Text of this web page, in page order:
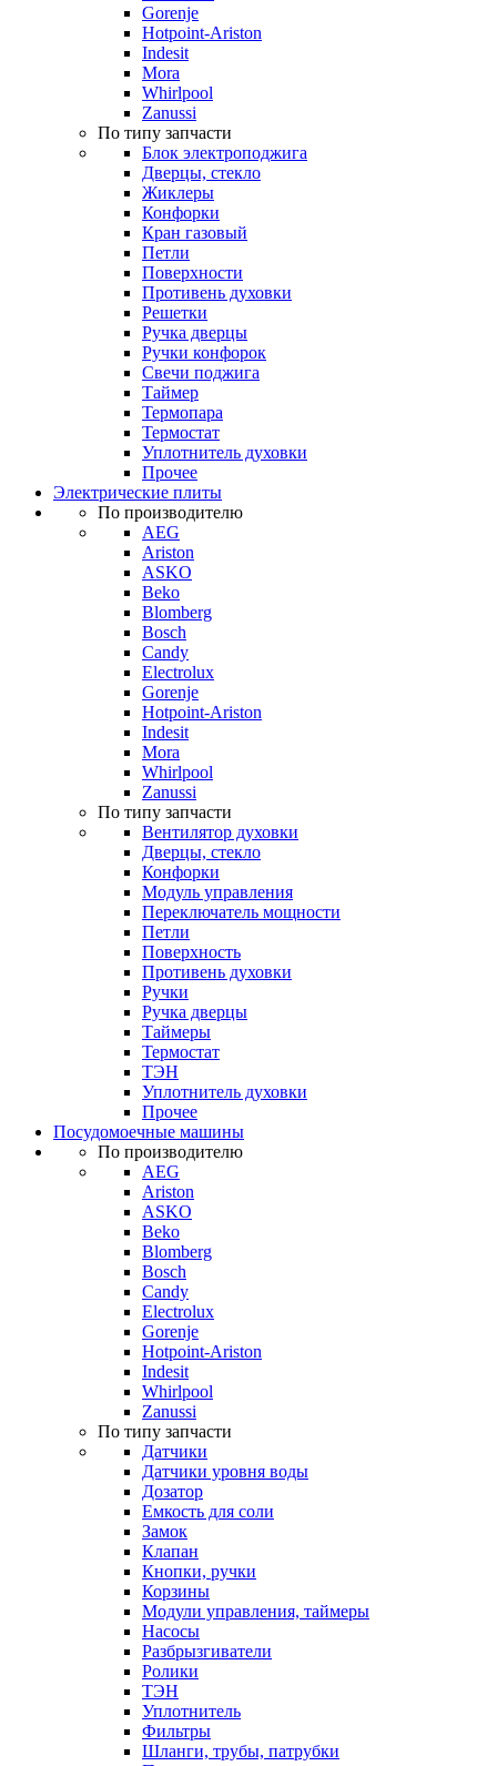
Gorenje
Hotpoint-Ariston
Indesit
Mora
Whirlpool
Zanussi
По типу запчасти
Блок электроподжига
Дверцы, стекло
Жиклеры
Конфорки
Кран газовый
Петли
Поверхности
Противень духовки
Решетки
Ручка дверцы
Ручки конфорок
Свечи поджига
Таймер
Термопара
Термостат
Уплотнитель духовки
Прочее
Электрические плиты
По производителю
AEG
Ariston
ASKO
Beko
Blomberg
Bosch
Candy
Electrolux
Gorenje
Hotpoint-Ariston
Indesit
Mora
Whirlpool
Zanussi
По типу запчасти
Вентилятор духовки
Дверцы, стекло
Конфорки
Модуль управления
Переключатель мощности
Петли
Поверхность
Противень духовки
Ручки
Ручка дверцы
Таймеры
Термостат
ТЭН
Уплотнитель духовки
Прочее
Посудомоечные машины
По производителю
AEG
Ariston
ASKO
Beko
Blomberg
Bosch
Candy
Electrolux
Gorenje
Hotpoint-Ariston
Indesit
Whirlpool
Zanussi
По типу запчасти
Датчики
Датчики уровня воды
Дозатор
Емкость для соли
Замок
Клапан
Кнопки, ручки
Корзины
Модули управления, таймеры
Насосы
Разбрызгиватели
Ролики
ТЭН
Уплотнитель
Фильтры
Шланги, трубы, патрубки